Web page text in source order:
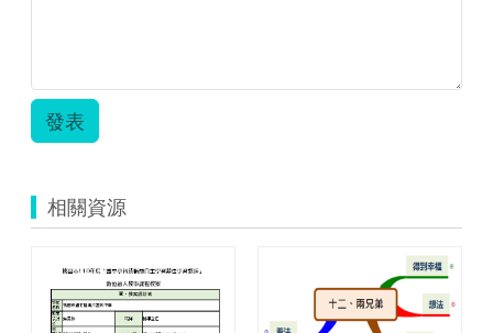
發表
相關資源